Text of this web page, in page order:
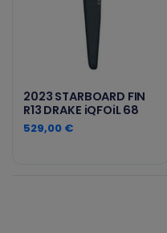
2023 STARBOARD FIN
R13 DRAKE iQFOiL 68
529,00 €